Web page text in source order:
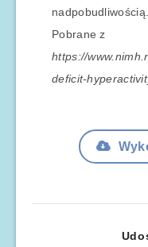
nadpobudliwością.
Pobrane z
https://
deficit-